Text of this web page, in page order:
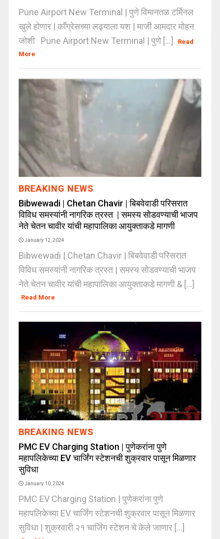
Pune Airport New Terminal | पुणे विमानतळ टर्मिनल
खुले होणार | काँग्रेसच्या लढ्याला यश | माजी आमदार मोहन
जोशी Pune Airport New Terminal | पुणे [...]
Read
More
BREAKING NEWS
Bibwewadi | Chetan Chavir | बिबवेवाडी परिसरात
विविध समस्यांनी नागरिक त्रस्त | समस्य सोडवण्याची भाजप
नेते चेतन चावीर यांची महापालिका आयुक्ताकडे मागणी
January 12, 2024
Bibwewadi | Chetan Chavir | बिबवेवाडी परिसरात
विविध समस्यांनी नागरिक त्रस्त | समस्य सोडवण्याची भाजप
नेते चेतन चावीर यांची महापालिका आयुक्ताकडे मागणी & [...]
Read More
BREAKING NEWS
PMC EV Charging Station | पुणेकरांना पुणे
महापलिकेच्या EV चार्जिंग स्टेशनची शुक्रवार पासून मिळणार
सुविधा
January 10, 2024
PMC EV Charging Station | पुणेकरांना पुणे
महापलिकेच्या EV चार्जिंग स्टेशनची शुक्रवार पासून मिळणार
सुविधा | शुक्रवारी २१ चार्जिंग स्टेशन चे केले जाणार [...]